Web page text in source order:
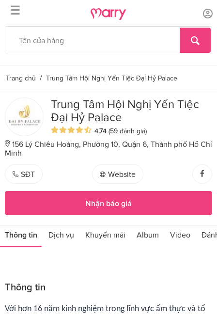
☰
Trang chủ / Trung Tâm Hội Nghị Yến Tiệc Đại Hỷ Palace
Trung Tâm Hội Nghị Yến Tiệc
Đại Hỷ Palace
4.74 (59 đánh giá)
156 Lý Chiêu Hoàng, Phường 10, Quận 6, Thành phố Hồ Chí
Minh
SĐT Website
Nhận báo giá
Thông tin Dịch vụ Khuyến mãi Album Video
Thông tin
Với hơn 16 năm kinh nghiệm trong lĩnh vực ẩm thực và tổ